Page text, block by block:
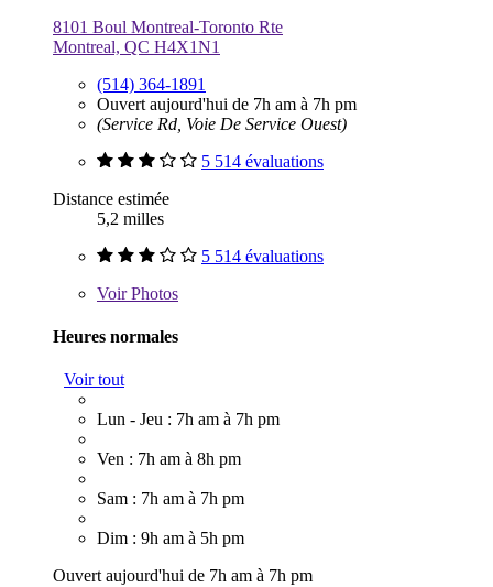
8101 Boul Montreal-Toronto Rte
Montreal, QC H4X1N1
(514) 364-1891
Ouvert aujourd'hui de 7h am à 7h pm
(Service Rd, Voie De Service Ouest)
5 514 évaluations
Distance estimée
5,2 milles
5 514 évaluations
VoirPhotos
Heures normales
Voir tout
Lun - Jeu : 7h am à 7h pm
Ven : 7h am à 8h pm
Sam : 7h am à 7h pm
Dim : 9h am à 5h pm
Ouvert aujourd'hui de 7h am à 7h pm